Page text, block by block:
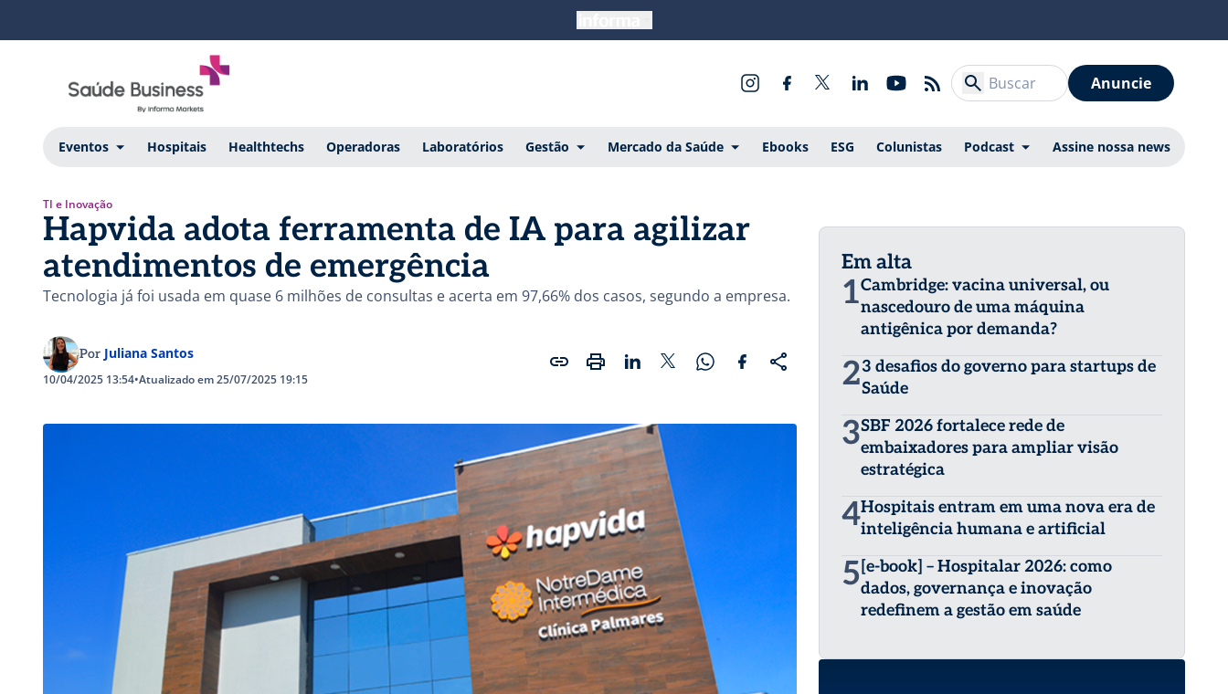
Anuncie
Eventos Hospitais Healthtechs Operadoras Laboratórios Gestão Mercado da Saúde Ebooks ESG Colunistas Podcast Assine nossa news
TI e Inovação
Hapvida adota ferramenta de IA para agilizar
atendimentos de emergência
Tecnologia já foi usada em quase 6 milhões de consultas e acerta em 97,66% dos casos, segundo a empresa.
Por Juliana Santos
10/04/2025 13:54•Atualizado em 25/07/2025 19:15
Em alta
1Cambridge: vacina universal, ou
nascedouro de uma máquina
antigênica por demanda?
23 desafios do governo para startups de
Saúde
3SBF 2026 fortalece rede de
embaixadores para ampliar visão
estratégica
4Hospitais entram em uma nova era de
inteligência humana e artificial
5 [e-book] – Hospitalar 2026: como
dados, governança e inovação
redefinem a gestão em saúde